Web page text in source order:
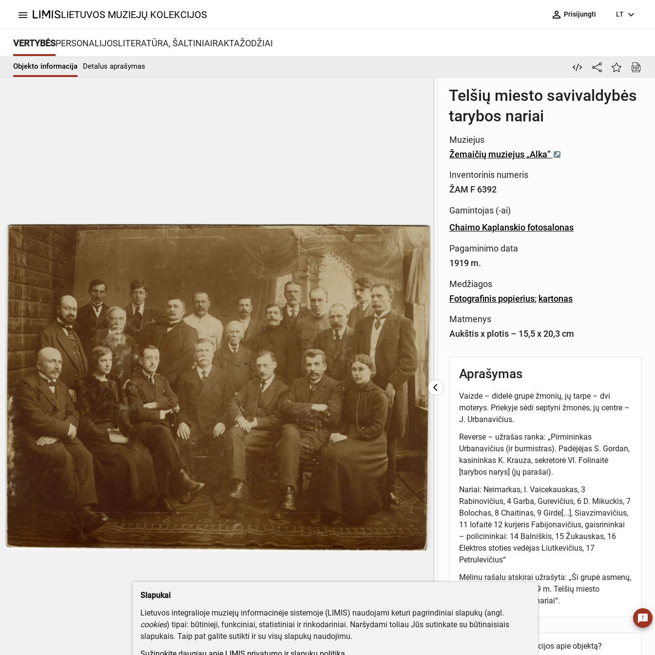
menu LIETUVOS MUZIEJŲ KOLEKCIJOS person_outline Prisijungti LT expand_more
VERTYBĖSPERSONALIJOSLITERATŪRA, ŠALTINIAIRAKTAŽODŽIAI
Objekto informacija Detalus aprašymas
Telšių miesto savivaldybės
tarybos nariai
Muziejus
Žemaičių muziejus „Alka“
Inventorinis numeris
ŽAM F 6392
Gamintojas (-ai)
Chaimo Kaplanskio fotosalonas
Pagaminimo data
1919 m.
Medžiagos
Fotografinis popierius; kartonas
Matmenys
Aukštis x plotis – 15,5 x 20,3 cm
Aprašymas
Vaizde – didelė grupė žmonių, jų tarpe – dvi
moterys. Priekyje sėdi septyni žmonės, jų centre –
J. Urbanavičius.
Reverse – užrašas ranka: „Pirmininkas
Urbanavičius (ir burmistras). Padėjėjas S. Gordan,
kasininkas K. Krauza, sekretorė Vl. Folinaitė
[tarybos narys] (jų parašai).
Nariai: Neimarkas, I. Vaicekauskas, 3
Rabinovičius, 4 Garba, Gurevičius, 6 D. Mikuckis, 7
Bolochas, 8 Chaitinas, 9 Girde[...], Siavzimavičius,
11 Iofaitė 12 kurjeris Fabijonavičius, gaisrininkai
– policininkai: 14 Balniškis, 15 Žukauskas, 16
Elektros stoties vedėjas Liutkevičius, 17
Petrulevičius“
Mėlinu rašalu atskirai užrašyta: „Ši grupė asmenų,
tai pirmoji po karo 1919 m. Telšių miesto
savivaldybės Tarybos nariai“.
Turite daugiau informacijos apie objektą?
feedback
Slapukai
Lietuvos integralioje muziejų informacinėje sistemoje (LIMIS) naudojami keturi pagrindiniai slapukų (angl.
cookies) tipai: būtinieji, funkciniai, statistiniai ir rinkodariniai. Naršydami toliau Jūs sutinkate su būtinaisiais
slapukais. Taip pat galite sutikti ir su visų slapukų naudojimu.